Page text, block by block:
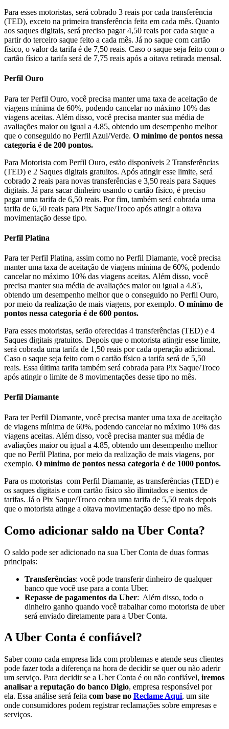
Para esses motoristas, será cobrado 3 reais por cada transferência
(TED), exceto na primeira transferência feita em cada mês. Quanto
aos saques digitais, será preciso pagar 4,50 reais por cada saque a
partir do terceiro saque feito a cada mês. Já no saque com cartão
físico, o valor da tarifa é de 7,50 reais. Caso o saque seja feito com o
cartão físico a tarifa será de 7,75 reais após a oitava retirada mensal.
Perfil Ouro
Para ter Perfil Ouro, você precisa manter uma taxa de aceitação de
viagens mínima de 60%, podendo cancelar no máximo 10% das
viagens aceitas. Além disso, você precisa manter sua média de
avaliações maior ou igual a 4.85, obtendo um desempenho melhor
que o conseguido no Perfil Azul/Verde. O mínimo de pontos nessa
categoria é de 200 pontos.
Para Motorista com Perfil Ouro, estão disponíveis 2 Transferências
(TED) e 2 Saques digitais gratuitos. Após atingir esse limite, será
cobrado 2 reais para novas transferências e 3,50 reais para Saques
digitais. Já para sacar dinheiro usando o cartão físico, é preciso
pagar uma tarifa de 6,50 reais. Por fim, também será cobrada uma
tarifa de 6,50 reais para Pix Saque/Troco após atingir a oitava
movimentação desse tipo.
Perfil Platina
Para ter Perfil Platina, assim como no Perfil Diamante, você precisa
manter uma taxa de aceitação de viagens mínima de 60%, podendo
cancelar no máximo 10% das viagens aceitas. Além disso, você
precisa manter sua média de avaliações maior ou igual a 4.85,
obtendo um desempenho melhor que o conseguido no Perfil Ouro,
por meio da realização de mais viagens, por exemplo. O mínimo de
pontos nessa categoria é de 600 pontos.
Para esses motoristas, serão oferecidas 4 transferências (TED) e 4
Saques digitais gratuitos. Depois que o motorista atingir esse limite,
será cobrada uma tarifa de 1,50 reais por cada operação adicional.
Caso o saque seja feito com o cartão físico a tarifa será de 5,50
reais. Essa última tarifa também será cobrada para Pix Saque/Troco
após atingir o limite de 8 movimentações desse tipo no mês.
Perfil Diamante
Para ter Perfil Diamante, você precisa manter uma taxa de aceitação
de viagens mínima de 60%, podendo cancelar no máximo 10% das
viagens aceitas. Além disso, você precisa manter sua média de
avaliações maior ou igual a 4.85, obtendo um desempenho melhor
que no Perfil Platina, por meio da realização de mais viagens, por
exemplo. O mínimo de pontos nessa categoria é de 1000 pontos.
Para os motoristas com Perfil Diamante, as transferências (TED) e
os saques digitais e com cartão físico são ilimitados e isentos de
tarifas. Já o Pix Saque/Troco cobra uma tarifa de 5,50 reais depois
que o motorista atinge a oitava movimentação desse tipo no mês.
Como adicionar saldo na Uber Conta?
O saldo pode ser adicionado na sua Uber Conta de duas formas
principais:
Transferências: você pode transferir dinheiro de qualquer
banco que você use para a conta Uber.
Repasse de pagamentos da Uber: Além disso, todo o
dinheiro ganho quando você trabalhar como motorista de uber
será enviado diretamente para a Uber Conta.
A Uber Conta é confiável?
Saber como cada empresa lida com problemas e atende seus clientes
pode fazer toda a diferença na hora de decidir se quer ou não aderir
um serviço. Para decidir se a Uber Conta é ou não confiável, iremos
analisar a reputação do banco Digio, empresa responsável por
ela. Essa análise será feita com base no Reclame Aqui, um site
onde consumidores podem registrar reclamações sobre empresas e
serviços.